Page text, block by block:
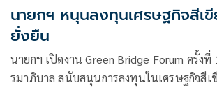
นายกฯ หนุนลงทุนเศรษฐกิจสีเ
ยั่งยืน
นายกฯ เปิดงาน Green Bridge Forum ครั้งที่
รมาภิบาล สนับสนุนการลงทุนในเศรษฐกิจสีเ